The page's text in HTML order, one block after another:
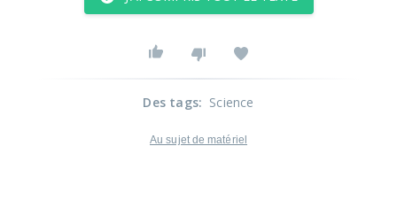
Des tags: Science
Au sujet de matériel